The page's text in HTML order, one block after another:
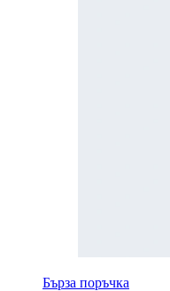
Бърза поръчка